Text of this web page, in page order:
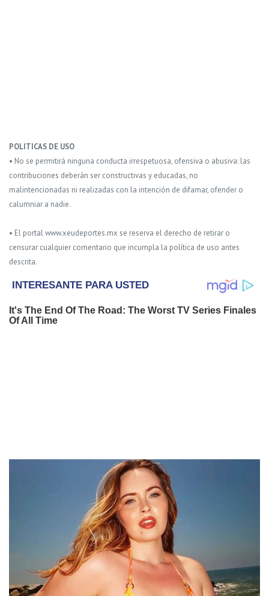
POLITICAS DE USO
• No se permitirá ninguna conducta irrespetuosa, ofensiva o abusiva: las
contribuciones deberán ser constructivas y educadas, no
malintencionadas ni realizadas con la intención de difamar, ofender o
calumniar a nadie.
• El portal www.xeudeportes.mx se reserva el derecho de retirar o
censurar cualquier comentario que incumpla la política de uso antes
descrita.